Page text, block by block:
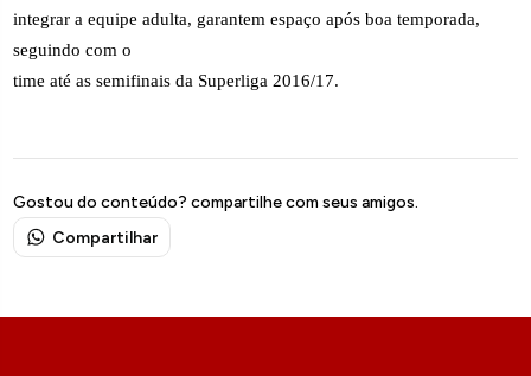
integrar a equipe adulta, garantem espaço após boa temporada,
seguindo com o
time até as semifinais da Superliga 2016/17.
Gostou do conteúdo? compartilhe com seus amigos.
Compartilhar